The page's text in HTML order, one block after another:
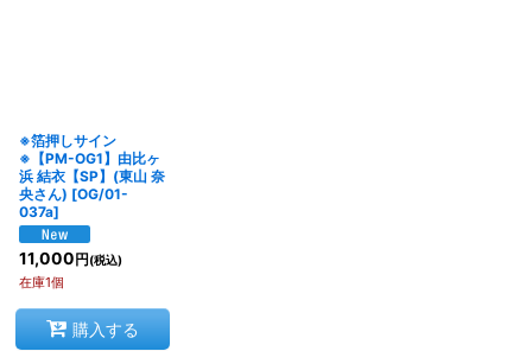
※箔押しサイン
※【PM-OG1】由比ヶ
浜 結衣【SP】(東山 奈
央さん) [OG/01-
037a]
11,000 円 (税込)
在庫1個
購入する